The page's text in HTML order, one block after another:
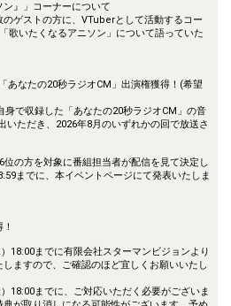
ン』」コーナーについて
ゲストの方に、VTuberとして活動するコー
歌いたくなるアニソン」について語っていた
あなたの20秒ラジオCM」出演権獲得！(希望
で収録した「あなたの20秒ラジオCM」の音
いただき、2026年8月のいずれかの回で放送さ
の方を対象に番組担当者が配信を見て決定し
までに、本イベントページにて発表いたしま
18:00までに有限会社スターマンビジョンより
しますので、ご確認のほど宜しくお願いいたし
18:00までに、ご対応いただく必要がございま